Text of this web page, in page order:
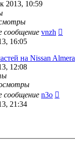
2013, 10:59
сообщение vnzh
16:05
на Nissan Almera
12:08
сообщение n3o
21:34